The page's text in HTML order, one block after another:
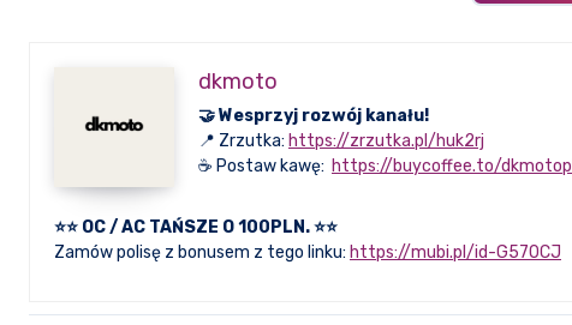
dkmoto
🤝 Wesprzyj rozwój kanału!
📍 Zrzutka: https://zrzutka.pl/huk2rj
☕ Postaw kawę: https://buycoffee.to/dkmotopl
⭐⭐ OC / AC TAŃSZE O 100PLN. ⭐⭐
Zamów polisę z bonusem z tego linku: https://mubi.pl/id-G570CJ